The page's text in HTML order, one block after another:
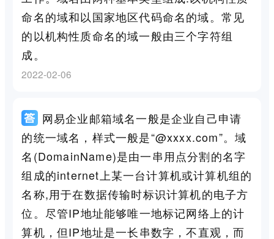
命名的域和以国家地区代码命名的域。常见
的以机构性质命名的域一般由三个字符组
成。
2022-02-06
网易企业邮箱域名一般是企业自己申请
的统一域名，样式一般是“@xxxx.com”。域
名(DomainName)是由一串用点分割的名字
组成的internet上某一台计算机或计算机组的
名称,用于在数据传输时标识计算机的电子方
位。尽管IP地址能够唯一地标记网络上的计
算机，但IP地址是一长串数字，不直观，而